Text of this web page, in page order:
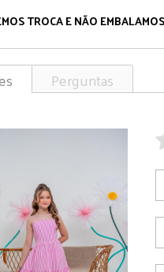
TROCA E NÃO
Perguntas